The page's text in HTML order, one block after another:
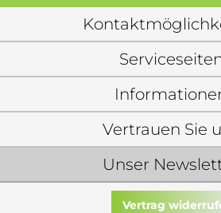
Unser
Vertrauen Sie
Vertrag